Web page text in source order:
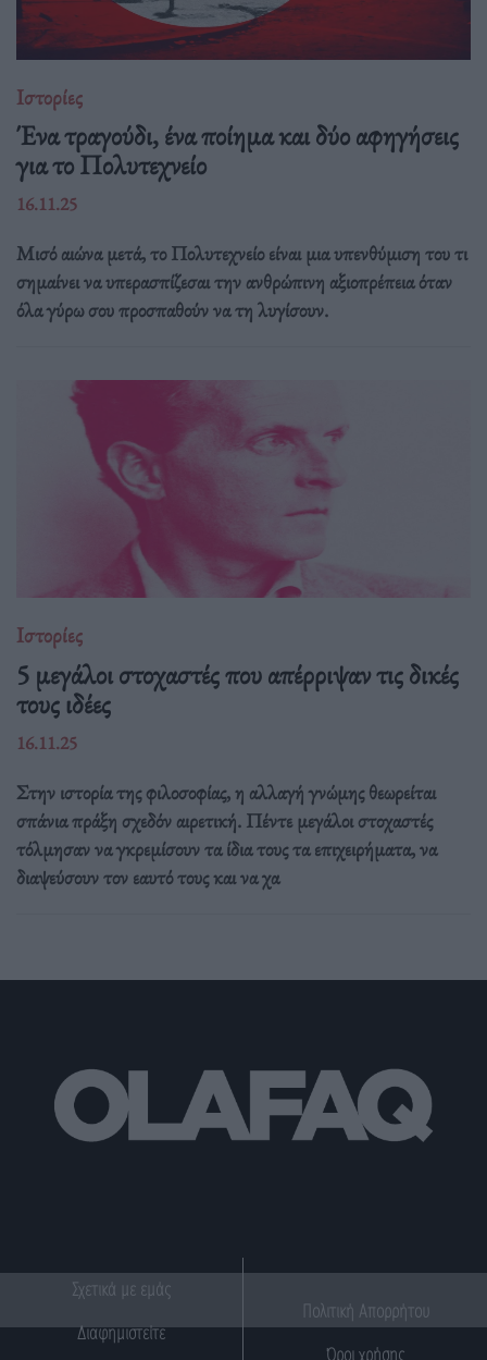
Ιστορίες
Ένα τραγούδι, ένα ποίημα και δύο αφηγήσεις
για το Πολυτεχνείο
16.11.25
Μισό αιώνα μετά, το Πολυτεχνείο είναι μια υπενθύμιση του τι
σημαίνει να υπερασπίζεσαι την ανθρώπινη αξιοπρέπεια όταν
όλα γύρω σου προσπαθούν να τη λυγίσουν.
Ιστορίες
5 μεγάλοι στοχαστές που απέρριψαν τις δικές
τους ιδέες
16.11.25
Στην ιστορία της φιλοσοφίας, η αλλαγή γνώμης θεωρείται
σπάνια πράξη σχεδόν αιρετική. Πέντε μεγάλοι στοχαστές
τόλμησαν να γκρεμίσουν τα ίδια τους τα επιχειρήματα, να
διαψεύσουν τον εαυτό τους και να χα
Σχετικά με εμάς
Διαφημιστείτε
Πολιτική Απορρήτου
Όροι χρήσης